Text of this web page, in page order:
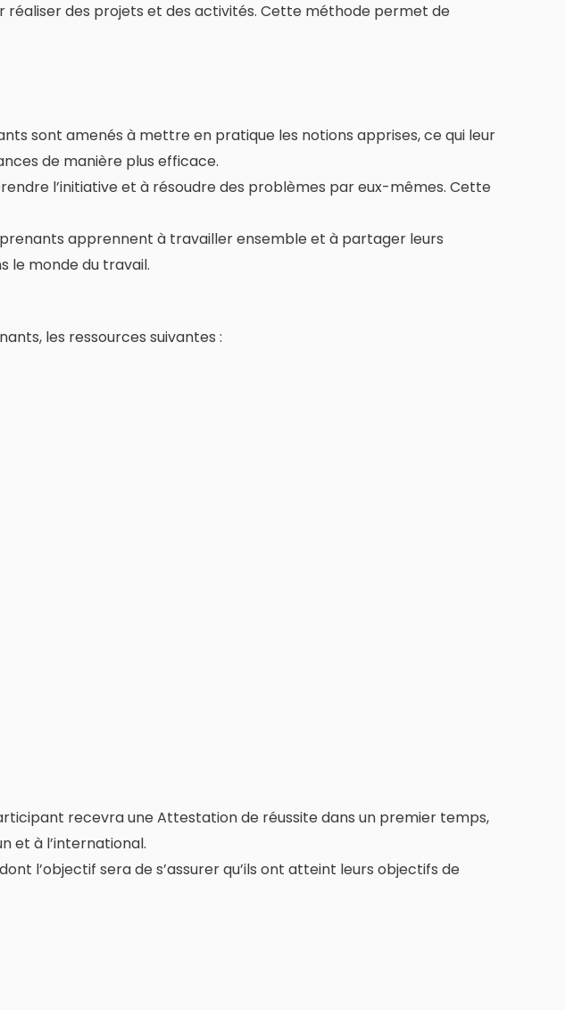
des projets et des activités. Cette méthode permet de
sont amenés à mettre en pratique les notions apprises, ce qui leur
de manière plus efficace.
l’initiative et à résoudre des problèmes par eux-mêmes. Cette
apprennent à travailler ensemble et à partager leurs
le monde du travail.
les ressources suivantes :
recevra une Attestation de réussite dans un premier temps,
et à l’international.
l’objectif sera de s’assurer qu’ils ont atteint leurs objectifs de